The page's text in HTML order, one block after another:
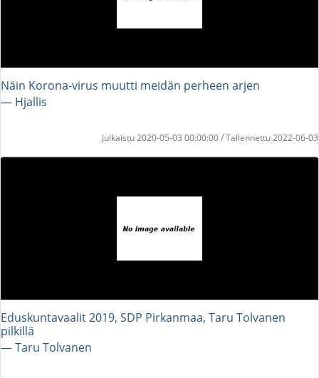
Näin Korona-virus muutti meidän perheen arjen
― Hjallis
Julkaistu 2020-05-03 00:00:00 / Tallennettu 2022-06-03
Eduskuntavaalit 2019, SDP Pirkanmaa, Taru Tolvanen
pilkillä
― Taru Tolvanen